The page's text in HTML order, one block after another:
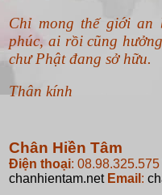
Chỉ mong thế giới an
phúc, ai rồi cũng
chư Phật đang sở hữu.
Thân kính
Chân Hiền Tâm
Điện thoại: 08.98.325.575
chanhientam.net Email :